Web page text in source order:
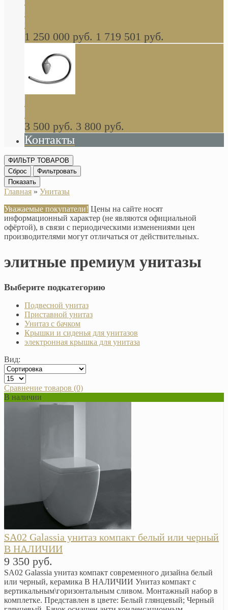
стиле барокко, из массива дерева, светло
коричневый матовый окрас + серебро
1 250 000 руб. 1 719 501 руб.
Khala Colombo аксессуары (серия) В
НАЛИЧИИ
3 500 руб. 3 800 руб.
Контакты
ФИЛЬТР ТОВАРОВ
Сброс
Фильтровать
Показать
Главная » Унитазы
Уважаемые покупатели! Цены на сайте носят
информационный характер (не являются официальной
офёртой), в связи с периодическими изменениями цен
производителями могут отличаться от действительных.
элитные премиум унитазы
Выберите подкатегорию
Подвесной унитаз
Приставной унитаз
Унитаз с бачком
Крышки и сиденья для унитазов
электронная крышка для унитаза
Вид:
Сравнение товаров (0)
В наличии
SA02 Galassia унитаз компакт белый или черный
В НАЛИЧИИ
9 350 руб.
SA02 Galassia унитаз компакт современного дизайна белый
или черный, керамика В НАЛИЧИИ Унитаз компакт с
вертикальным\горизонтальным сливом. Монтажный набор в
комплетке. Представлен в цвете: Белый глянцевый; Черный